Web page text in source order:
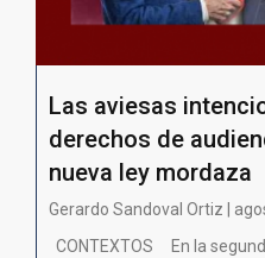
Las aviesas
derechos de
nueva ley mordaza
Gerardo Sandoval Ortiz |
CONTEXTOS En la